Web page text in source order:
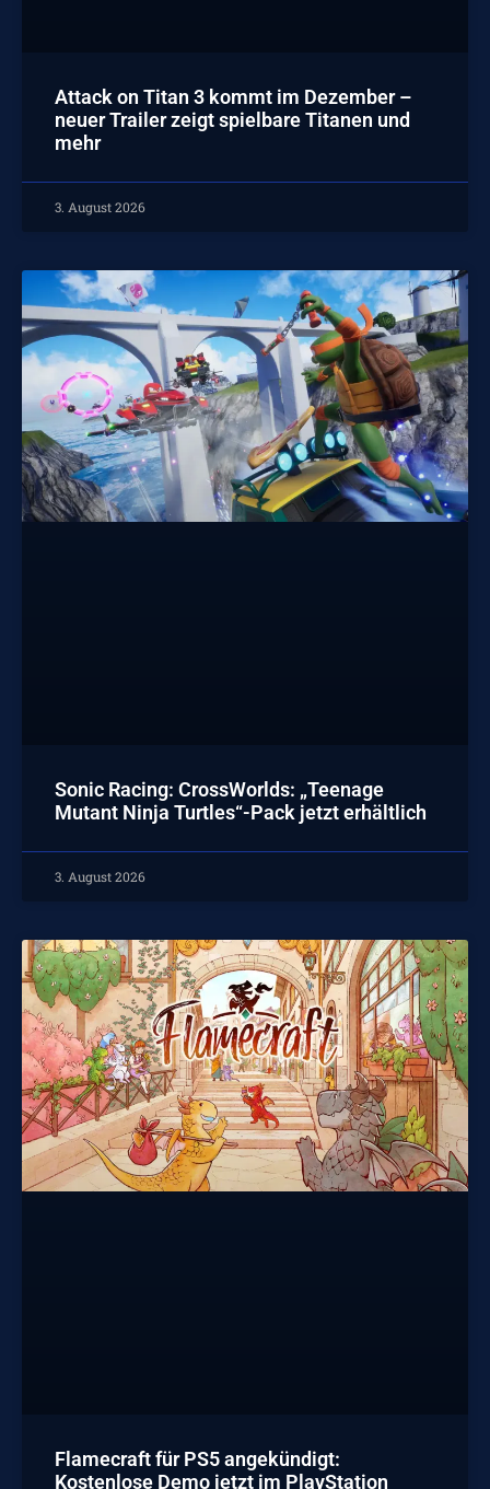
Attack on Titan 3 kommt im Dezember –
neuer Trailer zeigt spielbare Titanen und
mehr
3. August 2026
Sonic Racing: CrossWorlds: „Teenage
Mutant Ninja Turtles“-Pack jetzt erhältlich
3. August 2026
Flamecraft für PS5 angekündigt:
Kostenlose Demo jetzt im PlayStation